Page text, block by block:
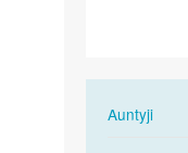
AuntyjiIn